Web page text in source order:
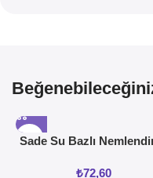
Sade Su Bazlı
₺72,60